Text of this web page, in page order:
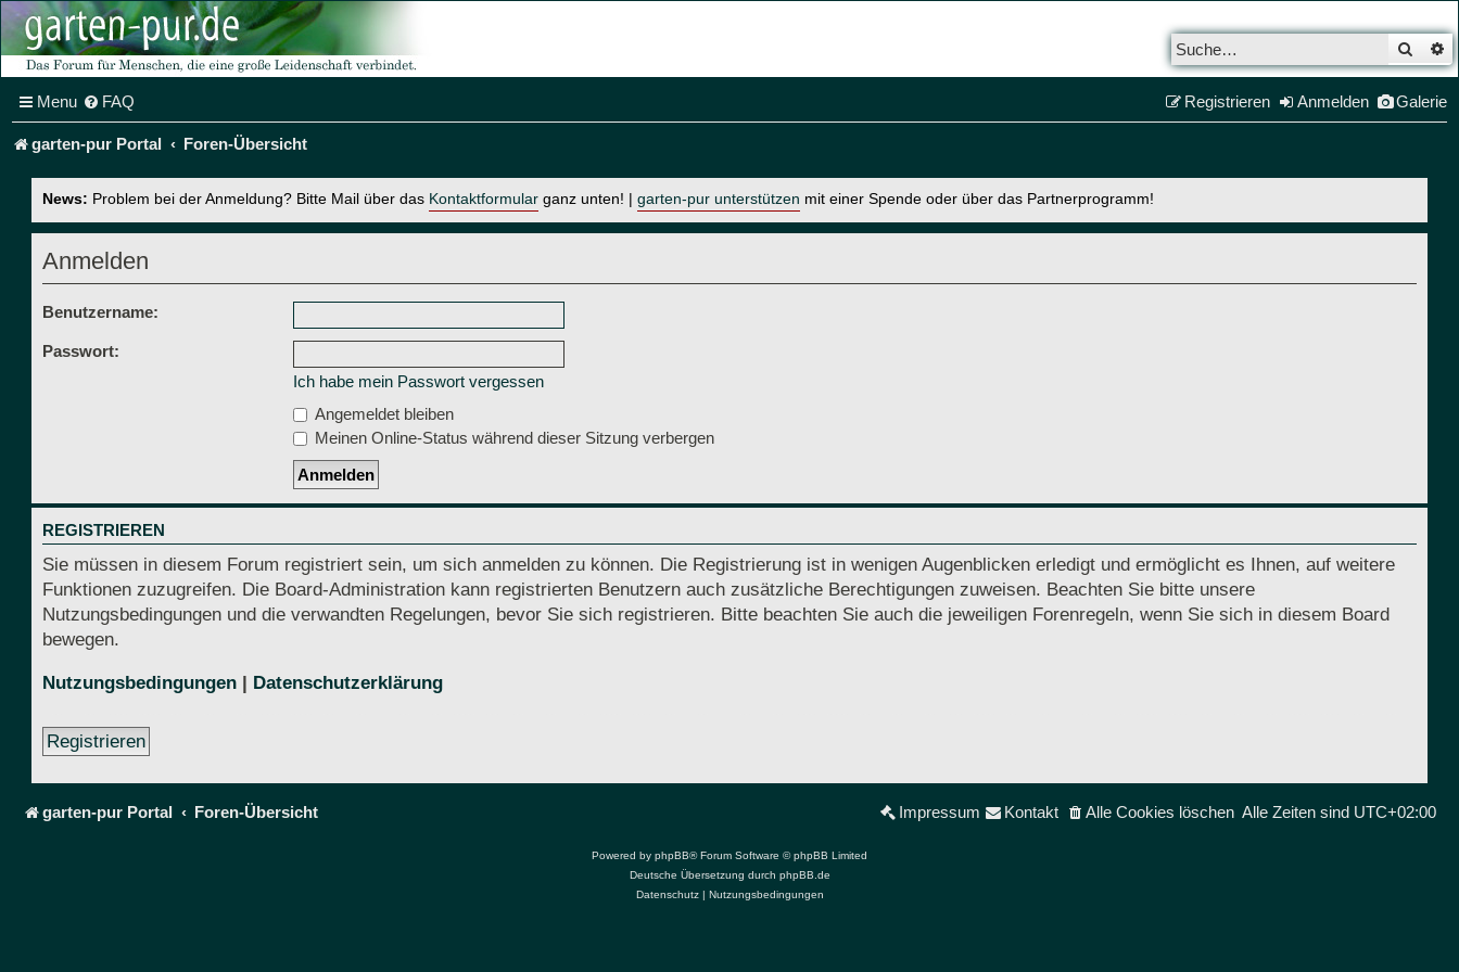
Menu FAQ Galerie
Anmelden
Registrieren
garten-pur Portal Foren-Übersicht
News: Problem bei der Anmeldung? Bitte Mail über das Kontaktformular ganz unten! | garten-pur unterstützen mit einer Spende oder über das Partnerprogramm!
Anmelden
Benutzername:
Passwort:
Ich habe mein Passwort vergessen
Angemeldet bleiben
Meinen Online-Status während dieser Sitzung verbergen
REGISTRIEREN
Sie müssen in diesem Forum registriert sein, um sich anmelden zu können. Die Registrierung ist in wenigen Augenblicken erledigt und ermöglicht es Ihnen, auf weitere
Funktionen zuzugreifen. Die Board-Administration kann registrierten Benutzern auch zusätzliche Berechtigungen zuweisen. Beachten Sie bitte unsere
Nutzungsbedingungen und die verwandten Regelungen, bevor Sie sich registrieren. Bitte beachten Sie auch die jeweiligen Forenregeln, wenn Sie sich in diesem Board
bewegen.
Nutzungsbedingungen | Datenschutzerklärung
Registrieren
garten-pur Portal Foren-Übersicht Alle Zeiten sind UTC+02:00
Alle Cookies löschen
Impressum Kontakt
Powered by phpBB® Forum Software © phpBB Limited
Deutsche Übersetzung durch phpBB.de
Datenschutz| Nutzungsbedingungen